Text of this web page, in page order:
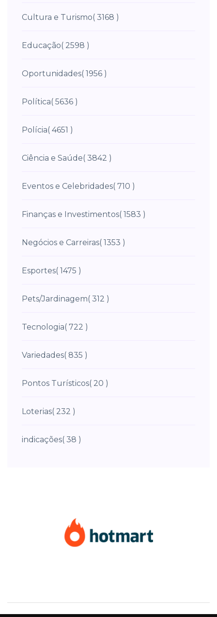
Cultura e Turismo( 3168 )
Educação( 2598 )
Oportunidades( 1956 )
Política( 5636 )
Polícia( 4651 )
Ciência e Saúde( 3842 )
Eventos e Celebridades( 710 )
Finanças e Investimentos( 1583 )
Negócios e Carreiras( 1353 )
Esportes( 1475 )
Pets/Jardinagem( 312 )
Tecnologia( 722 )
Variedades( 835 )
Pontos Turísticos( 20 )
Loterias( 232 )
indicações( 38 )